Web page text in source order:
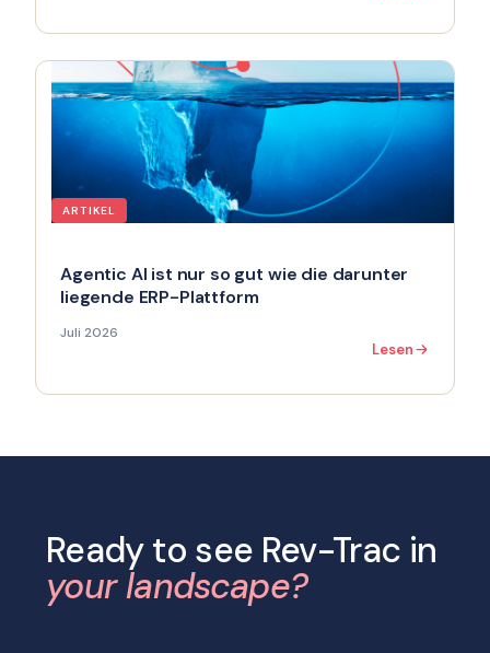
ARTIKEL
Agentic AI ist nur so gut wie die darunter
liegende ERP-Plattform
Juli 2026
Lesen
Ready to see Rev-Trac in
your landscape?